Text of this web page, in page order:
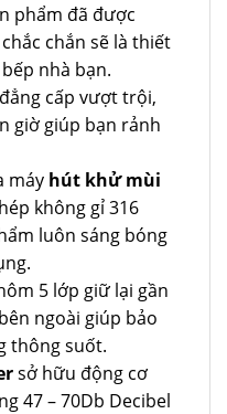
phẩm đã được
chắn sẽ là thiết
nhà bạn.
cấp vượt trội,
giờ giúp bạn rảnh
máy hút khử mùi
không gỉ 316
luôn sáng bóng
5 lớp giữ lại gần
ngoài giúp bảo
thông suốt.
sở hữu động cơ
47 – 70Db Decibel